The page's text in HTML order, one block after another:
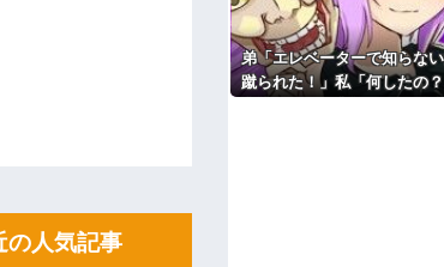
！イタズラしたでしょ！？」俺「してないよ」←姉
と勘違いされているのだが・・・
万4000円のフィギュアがヤバすぎるｗｗｗｗｗｗ
らされ彼氏が逆切れ。「何クラクション鳴らして
鳴りだし...
治験募集がこちらｗｗｗｗｗ(※画像あり)
り
も
弟「エレベーターで知らな
蹴られた！」私「何したの
の人気記事